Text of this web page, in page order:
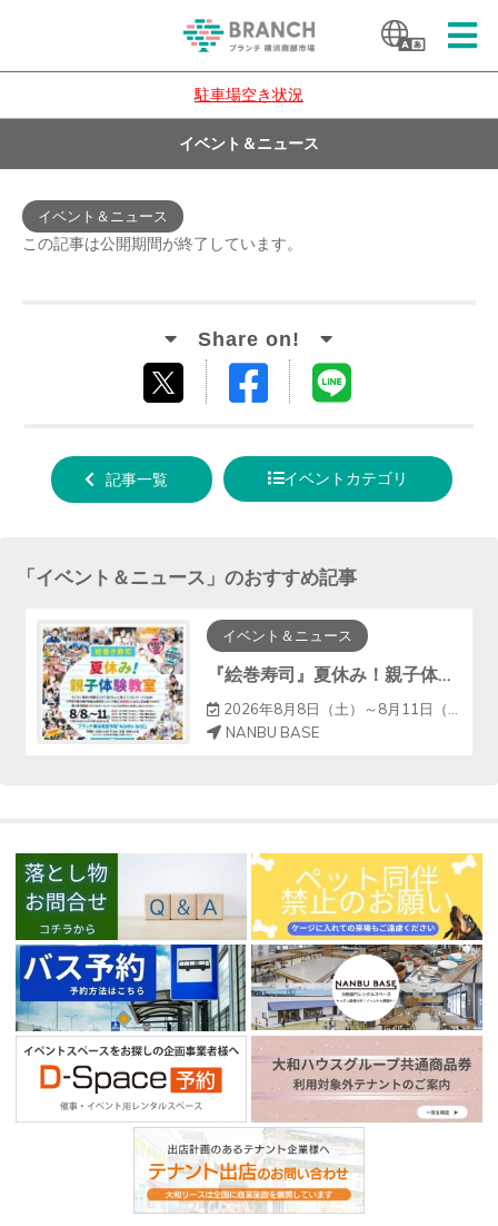
駐車場空き状況
イベント＆ニュース
イベント＆ニュース
この記事は公開期間が終了しています。
する
Facebook
る
記事一覧 イベントカテゴリ
「イベント＆ニュース 」のおすすめ記事
イベント＆ニュース
『絵巻寿司』夏休み！親子体験教室
2026年8月8日（土）～8月11日（火）
NANBU BASE